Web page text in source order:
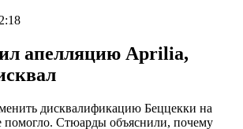
апелляцию Aprilia,
дисквалификацию Беццекки на
помогло. Стюарды объяснили, почему